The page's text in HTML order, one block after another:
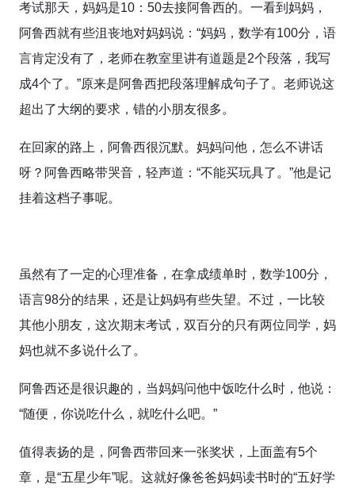
考试那天，妈妈是10：50去接阿鲁西的。一看到妈妈，
阿鲁西就有些沮丧地对妈妈说：“妈妈，数学有100分，语
言肯定没有了，老师在教室里讲有道题是2个段落，我写
成4个了。”原来是阿鲁西把段落理解成句子了。老师说这
超出了大纲的要求，错的小朋友很多。
在回家的路上，阿鲁西很沉默。妈妈问他，怎么不讲话
呀？阿鲁西略带哭音，轻声道：“不能买玩具了。”他是记
挂着这档子事呢。
虽然有了一定的心理准备，在拿成绩单时，数学100分，
语言98分的结果，还是让妈妈有些失望。不过，一比较
其他小朋友，这次期末考试，双百分的只有两位同学，妈
妈也就不多说什么了。
阿鲁西还是很识趣的，当妈妈问他中饭吃什么时，他说：
“随便，你说吃什么，就吃什么吧。”
值得表扬的是，阿鲁西带回来一张奖状，上面盖有5个
章，是“五星少年”呢。这就好像爸爸妈妈读书时的“五好学